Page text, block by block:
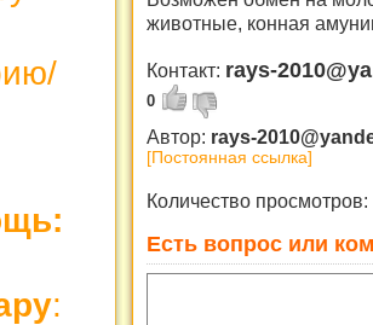
:
животные, конная
Контакт: rays-
0
Автор: rays-
[Постоянная ссылка]
Количество просмотров:
Есть вопрос или